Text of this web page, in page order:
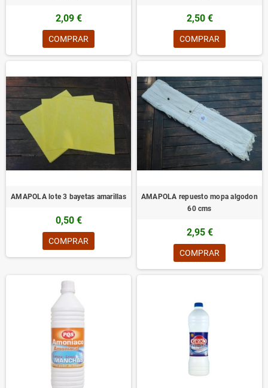
2,09 €
COMPRAR
2,50 €
COMPRAR
AMAPOLA lote 3 bayetas amarillas
0,50 €
COMPRAR
AMAPOLA repuesto mopa algodon
60 cms
2,95 €
COMPRAR